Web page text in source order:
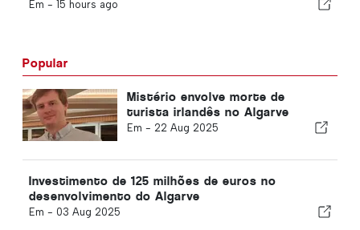
Em - 15 hours ago
Popular
Mistério envolve morte de
turista irlandês no Algarve
Em - 22 Aug 2025
Investimento de 125 milhões de euros no
desenvolvimento do Algarve
Em - 03 Aug 2025